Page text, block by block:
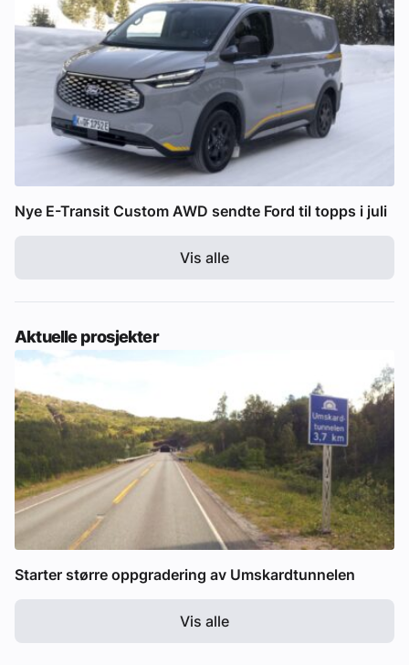
Nye E-Transit Custom AWD sendte Ford til topps i juli
Vis alle
Aktuelle prosjekter
Starter større oppgradering av Umskardtunnelen
Vis alle